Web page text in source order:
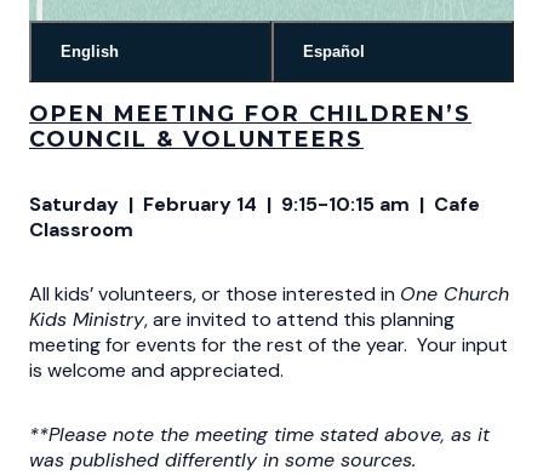
English Español
OPEN MEETING FOR CHILDREN’S
COUNCIL & VOLUNTEERS
Saturday | February 14 | 9:15-10:15 am | Cafe
Classroom
All kids’ volunteers, or those interested in One Church
Kids Ministry, are invited to attend this planning
meeting for events for the rest of the year. Your input
is welcome and appreciated.
**Please note the meeting time stated above, as it
was published differently in some sources.